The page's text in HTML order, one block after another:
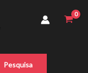
Pesquisa